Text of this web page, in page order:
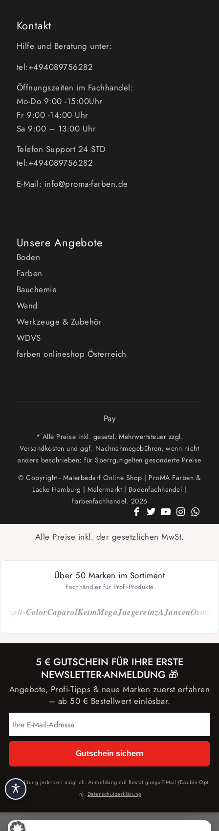
Kontakt
Hilfe und Beratung unter:
tel:+494089756282
Öffnungszeiten im Fachhandel:
Mo-Do 9:00 -15:00Uhr
Fr 9:00 -14:00 Uhr
Sa 9:00 – 13:00 Uhr
Telefon Support 24 STD
tel:+494089756282
E-Mail: info@proma-farben.de
Unsere Angebote
Boden
Farben
Bauchemie
Wand
Werkzeuge & Zubehör
WDVS
farben onlineshop Österreich
Pay
* Alle Preise inkl. gesetzl. Mehrwertsteuer zzgl.
Versandkosten und ggf. Nachnahmegebühren, wenn nicht
anders beschrieben; für Sperrgut gelten gesonderte Preise
© Copyright - Malerbedarf Online Shop | ProMA Farben &
Lacke Hamburg | Malermarkt | Bodenfachhandel |
Farbenfachhandel. 2026
Alle Preise inkl. der gesetzlichen MwSt.
Über 50 Marken im Sortiment
Fachhändler für Profi-Produkte
ColorCaparolKeimMegaJaegereinzAJansenOsmo
5 € GUTSCHEIN FÜR IHRE ERSTE
NEWSLETTER-ANMELDUNG 🎁
Angebote, Profi-Tipps & neue Marken zuerst erfahren
– ab 50 € Bestellwert einlösbar.
Gutschein sichern
Abmeldung jederzeit möglich. Anmeldung mit Bestätigungs-E-Mail (Double-Opt-
in). Datenschutzerklärung